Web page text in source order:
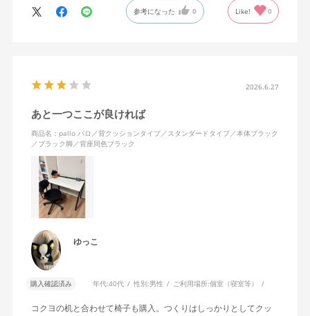
参考になった 0 Like! 0
2026.6.27
あと一つここが良ければ
商品名：pallo パロ／背クッションタイプ／スタンダードタイプ／本体ブラック
／ブラック脚／背座同色ブラック
ゆっこ
購入確認済み 年代:40代 性別:男性 ご利用場所:個室（寝室等）
コクヨの机と合わせて椅子も購入。つくりはしっかりとしてクッ